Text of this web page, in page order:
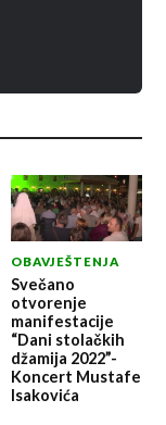
OBAVJEŠTENJA
Svečano
otvorenje
manifestacije
“Dani stolačkih
džamija 2022”-
Koncert Mustafe
Isakovića